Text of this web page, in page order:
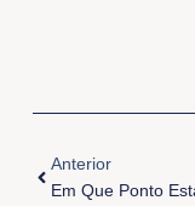
Anterior